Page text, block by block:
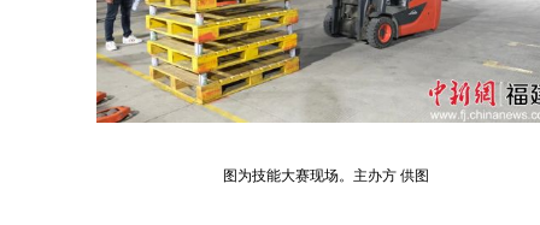
图为技能大赛现场。主办方 供图